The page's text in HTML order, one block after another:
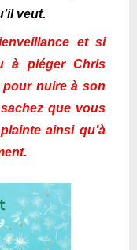
veut.
et si
à piéger Chris
pour nuire à son
que vous
ainsi qu’à